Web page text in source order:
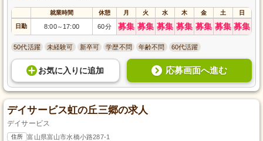
就業時間 休憩 月 火 水 木 金 土 日
日勤 8:00～ 17:00 60分 募集 募集 募集 募集 募集 募集 募集
50代活躍 未経験可 新卒可 学歴不問 年齢不問 60代活躍
お気に入り に追加 応募画面へ進む
デイサービス虹の丘三郷の求人
デイサービス
住所 富山県富山市水橋小路287-1